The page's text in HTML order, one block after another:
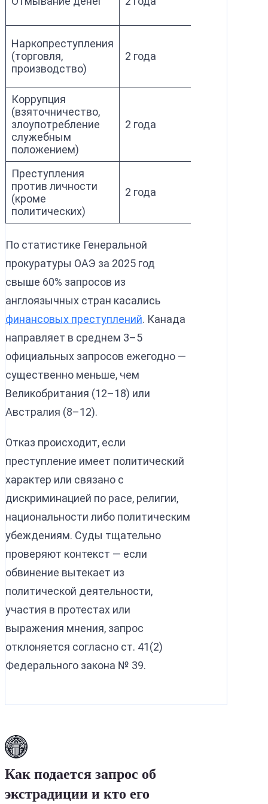
Наркопреступления
(торговля,
производство)
2 года
Коррупция
(взяточничество,
злоупотребление
служебным
положением)
2 года
Преступления
против личности
(кроме
политических)
2 года
По статистике Генеральной
прокуратуры ОАЭ за 2025 год
свыше 60% запросов из
англоязычных стран касались
финансовых преступлений. Канада
направляет в среднем 3–5
официальных запросов ежегодно —
существенно меньше, чем
Великобритания (12–18) или
Австралия (8–12).
Отказ происходит, если
преступление имеет политический
характер или связано с
дискриминацией по расе, религии,
национальности либо политическим
убеждениям. Суды тщательно
проверяют контекст — если
обвинение вытекает из
политической деятельности,
участия в протестах или
выражения мнения, запрос
отклоняется согласно ст. 41(2)
Федерального закона № 39.
Как подается запрос об
экстрадиции и кто его